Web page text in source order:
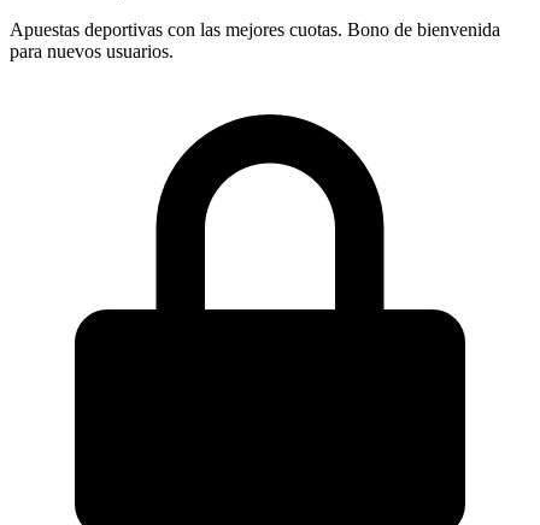
Apuestas deportivas con las mejores cuotas. Bono de bienvenida
para nuevos usuarios.